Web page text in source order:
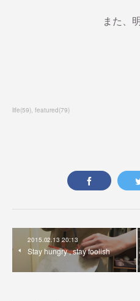
また、
life(59) featured(79)
2015.02.13 20:13
Stay hungry , stay foolish